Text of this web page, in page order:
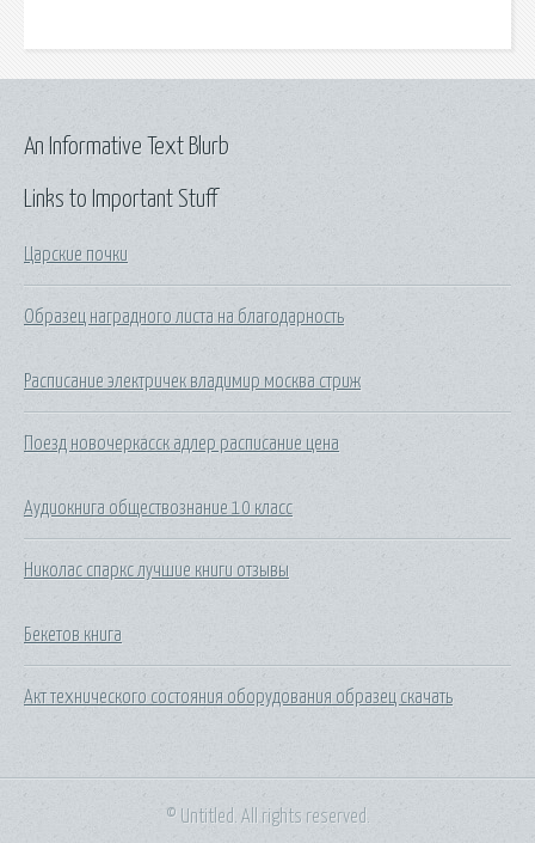
Links to Important Stuff
Царские почки
Образец наградного листа на благодарность
Расписание электричек владимир москва стриж
Поезд новочеркасск адлер расписание цена
Аудиокнига обществознание 10 класс
Николас спаркс лучшие книги отзывы
Бекетов книга
Акт технического состояния оборудования образец скачать
An Informative Text Blurb
© Untitled. All rights reserved.